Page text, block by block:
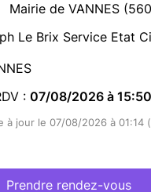
Mairie de VANNES
Le Brix Service Etat
: 07/08/2026 à 15:50
à jour le 07/08/2026 à 01:14
Prendre rendez-vous